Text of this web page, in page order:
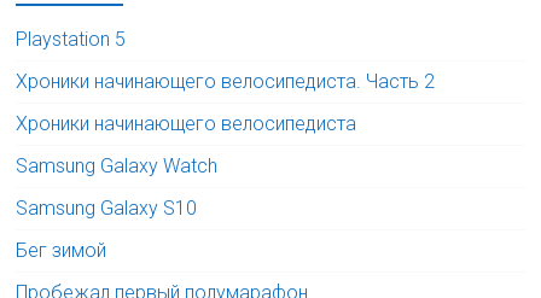
Playstation 5
Хроники начинающего велосипедиста. Часть 2
Хроники начинающего велосипедиста
Samsung Galaxy Watch
Samsung Galaxy S10
Бег зимой
Пробежал первый полумарафон